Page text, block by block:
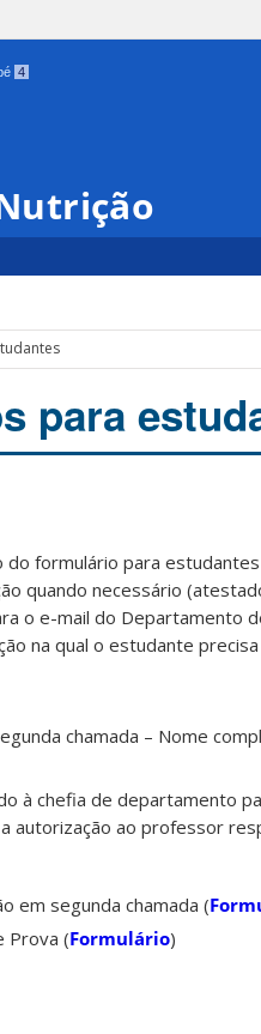
4
para
formulário para
quando necessário
o e-mail do Departamento
na qual o estudante
chamada – Nome
à chefia de departamento
autorização ao professor
em segunda chamada (
Prova (Formulário)